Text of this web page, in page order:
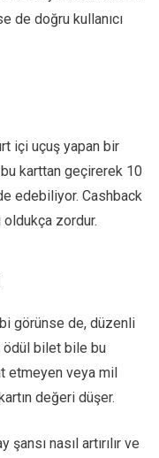
de doğru kullanıcı
içi uçuş yapan bir
bu karttan geçirerek 10
edebiliyor. Cashback
zordur.
görünse de, düzenli
ödül bilet bile bu
etmeyen veya mil
değeri düşer.
nasıl artırılır ve